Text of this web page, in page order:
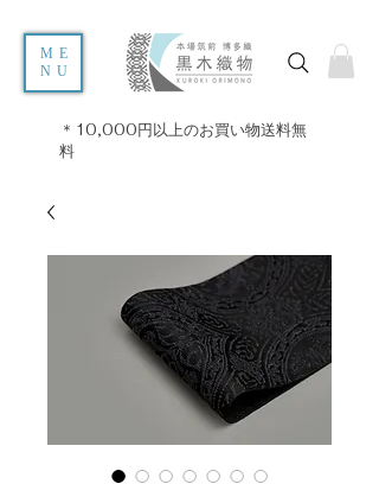
ME
NU
＊10,000円以上のお買い物送料無
料